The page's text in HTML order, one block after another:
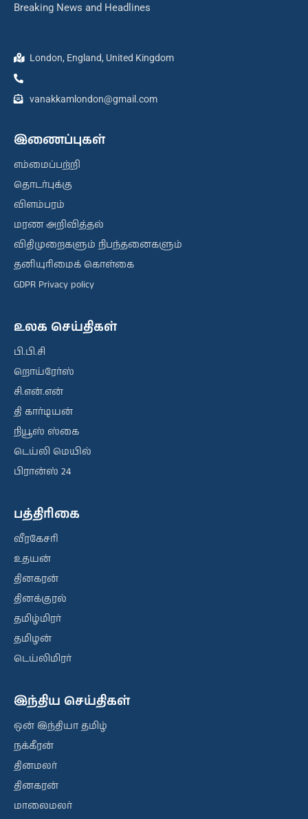
Breaking News and Headlines
London, England, United Kingdom
vanakkamlondon@gmail.com
இணைப்புகள்
எம்மைப்பற்றி
தொடர்புக்கு
விளம்பரம்
மரண அறிவித்தல்
விதிமுறைகளும் நிபந்தனைகளும்
தனியுரிமைக் கொள்கை
GDPR Privacy policy
உலக செய்திகள்
பி.பி.சி
றொய்ரேர்ஸ்
சி.என்.என்
தி கார்டியன்
நியூஸ் ஸ்கை
டெய்லி மெயில்
பிரான்ஸ் 24
பத்திரிகை
வீரகேசரி
உதயன்
தினகரன்
தினக்குரல்
தமிழ்மிரர்
தமிழன்
டெய்லிமிரர்
இந்திய செய்திகள்
ஒன் இந்தியா தமிழ்
நக்கீரன்
தினமலர்
தினகரன்
மாலைமலர்